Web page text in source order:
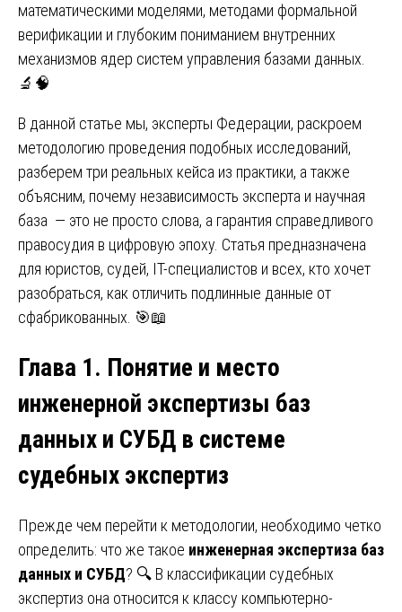
математическими моделями, методами формальной
верификации и глубоким пониманием внутренних
механизмов ядер систем управления базами данных.
🔬🧠
В данной статье мы, эксперты Федерации, раскроем
методологию проведения подобных исследований,
разберем три реальных кейса из практики, а также
объясним, почему независимость эксперта и научная
база — это не просто слова, а гарантия справедливого
правосудия в цифровую эпоху. Статья предназначена
для юристов, судей, IT-специалистов и всех, кто хочет
разобраться, как отличить подлинные данные от
сфабрикованных. 🎯📖
Глава 1. Понятие и место
инженерной экспертизы баз
данных и СУБД в системе
судебных экспертиз
Прежде чем перейти к методологии, необходимо четко
определить: что же такое инженерная экспертиза баз
данных и СУБД? 🔍 В классификации судебных
экспертиз она относится к классу компьютерно-